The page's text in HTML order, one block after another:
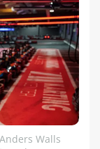
Walls